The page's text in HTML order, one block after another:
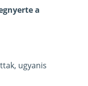
a
ugyanis